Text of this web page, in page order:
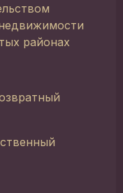
районах